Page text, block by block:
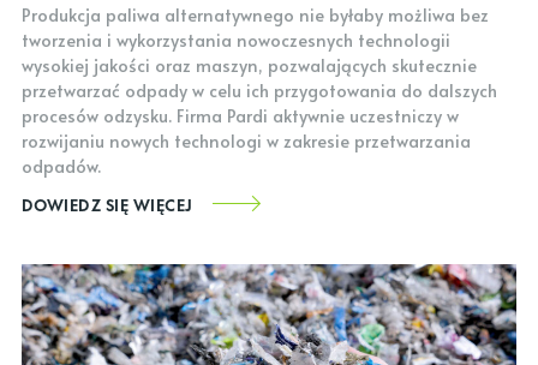
Produkcja paliwa alternatywnego nie byłaby możliwa bez
tworzenia i wykorzystania nowoczesnych technologii
wysokiej jakości oraz maszyn, pozwalających skutecznie
przetwarzać odpady w celu ich przygotowania do dalszych
procesów odzysku. Firma Pardi aktywnie uczestniczy w
rozwijaniu nowych technologi w zakresie przetwarzania
odpadów.
DOWIEDZ SIĘ WIĘCEJ